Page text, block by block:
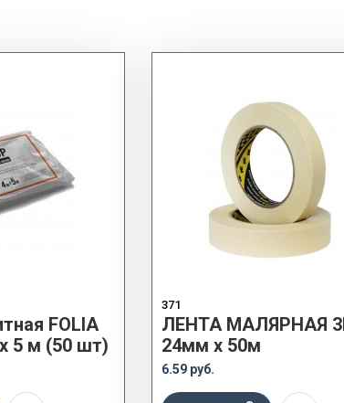
FOLIA
5 м (50 шт)
371
ЛЕНТА МАЛЯРНАЯ
24мм x 50м
6.59 руб.